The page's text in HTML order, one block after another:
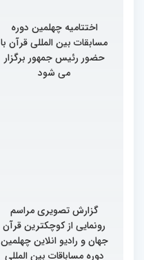
اختتامیه چهلمین دوره
مسابقات بین المللی قرآن با
حضور رئیس جمهور برگزار
می شود
گزارش تصویری مراسم
رونمایی از کوچکترین قرآن
جهان و رادیو انلاین چهلمین
دوره مساباقات بین المللی